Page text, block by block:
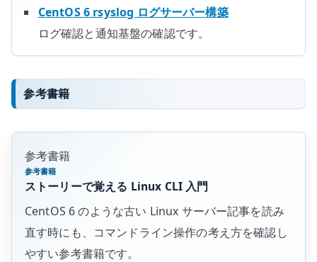
CentOS 6 rsyslog ログサーバー構築
ログ確認と通知基盤の確認です。
参考書籍
参考書籍
参考書籍
ストーリーで覚える Linux CLI 入門
CentOS 6 のような古い Linux サーバー記事を読み
直す時にも、コマンドライン操作の考え方を確認し
やすい参考書籍です。